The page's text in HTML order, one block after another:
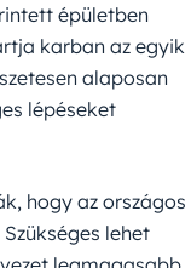
épületben
karban az egyik
alaposan
lépéseket
hogy az országos
lehet